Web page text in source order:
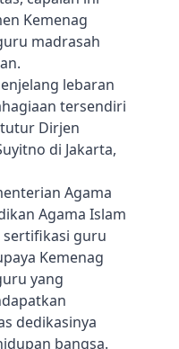
Kemenag
madrasah
lebaran
tersendiri
Dirjen
di Jakarta,
Agama
Agama Islam
guru
Kemenag
yang
dedikasinya
bangsa.